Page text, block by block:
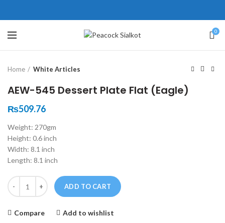
0
Click to enlarge
Home White Articles
AEW-545 Dessert Plate Flat (Eagle)
₨509.76
Weight: 270gm
Height: 0.6 inch
Width: 8.1 inch
Length: 8.1 inch
Quantity
ADD TO CART
Compare Add to wishlist
壯陽藥台灣購物
，這不是因為缺乏性生活，而
因為缺乏溝通，所以保持談話很
盾越來越大，往往這是ED的情
會變得更加嚴重。
犀利士壯陽藥線上購買
戲都可以很好的幫助你獲得一
高質量的夫妻生活。犀利士治療
鬆，便於陰莖快速充血達到滿
堅硬勃起。在醫學界和陽痿病
望下，犀利士作為新一批藥
有其優良特點。